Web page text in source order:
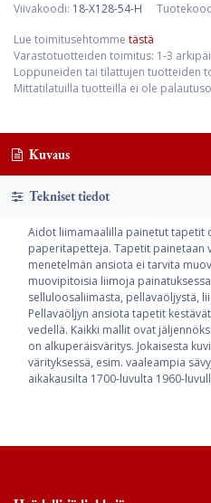
Viivakoodi: 18-X128-54-H
Lue toimitusehtomme tästä
Varastotuotteiden toimitus: 1-3
Loppuneiden tai tilattujen tuotteiden
Mittatilatuilla tuotteilla ei ole
Kuvaus
Tekniset tiedot
Aidot liimamaalilla painetut tapetit
paperitapetteja. Tapetit painetaan
menetelmän ansiota ei tarvita
muovipitoisia liimoja
selluloosaliimasta, pellavaöljystä,
Pellavaöljyn ansiota tapetit
vedellä. Kaikki mallit ovat
on alkuperäisväritys. Jokaisesta
värityksessä, esim. vaaleampia
aikakausilta 1700-luvulta 1960-